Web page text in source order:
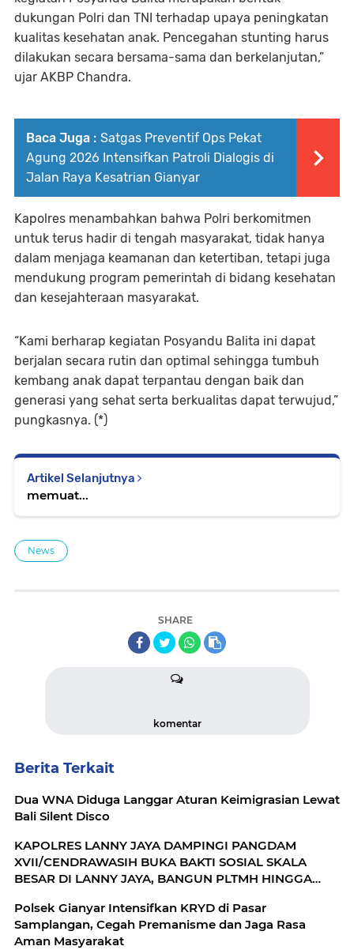
dukungan Polri dan TNI terhadap upaya peningkatan
kualitas kesehatan anak. Pencegahan stunting harus
dilakukan secara bersama-sama dan berkelanjutan,”
ujar AKBP Chandra.
Baca Juga : Satgas Preventif Ops Pekat
Agung 2026 Intensifkan Patroli Dialogis di
Jalan Raya Kesatrian Gianyar
Kapolres menambahkan bahwa Polri berkomitmen
untuk terus hadir di tengah masyarakat, tidak hanya
dalam menjaga keamanan dan ketertiban, tetapi juga
mendukung program pemerintah di bidang kesehatan
dan kesejahteraan masyarakat.
“Kami berharap kegiatan Posyandu Balita ini dapat
berjalan secara rutin dan optimal sehingga tumbuh
kembang anak dapat terpantau dengan baik dan
generasi yang sehat serta berkualitas dapat terwujud,”
pungkasnya. (*)
Artikel Selanjutnya
memuat...
News
SHARE
komentar
Berita Terkait
Dua WNA Diduga Langgar Aturan Keimigrasian Lewat
Bali Silent Disco
KAPOLRES LANNY JAYA DAMPINGI PANGDAM
XVII/CENDRAWASIH BUKA BAKTI SOSIAL SKALA
BESAR DI LANNY JAYA, BANGUN PLTMH HINGGA
Polsek Gianyar Intensifkan KRYD di Pasar
Samplangan, Cegah Premanisme dan Jaga Rasa
Aman Masyarakat